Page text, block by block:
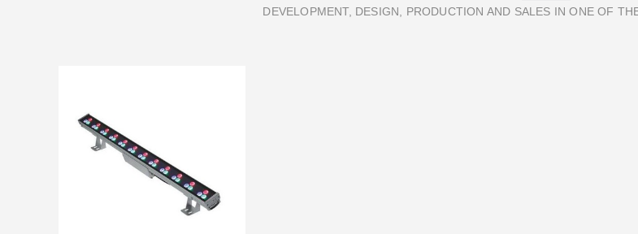
DEVELOPMENT, DESIGN, PRODUCTION AND SALES IN ONE OF